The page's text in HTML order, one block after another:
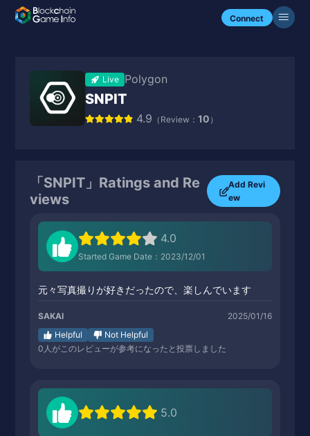
Connect
Live Polygon
SNPIT
4.9 （Review： 10 ）
「SNPIT」Ratings and Re
views
Add Revi
ew
4.0
Started Game Date：2023/12/01
元々写真撮りが好きだったので、楽しんでいます
SAKAI
2025/01/16
Helpful
Not Helpful
0 人がこのレビューが参考になったと投票しました
5.0